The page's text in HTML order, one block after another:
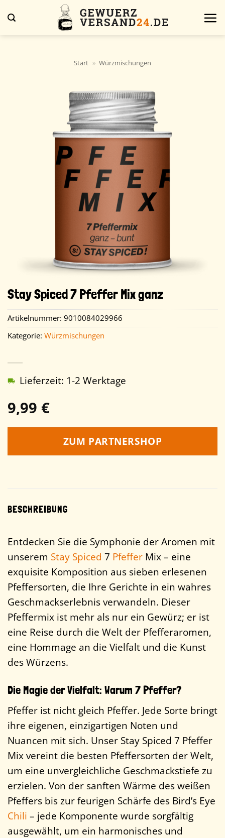
Inhalt
Start » Würzmischungen
Stay Spiced 7 Pfeffer Mix ganz
9,99 €
Lieferzeit: 1-2 Werktage
ZUM PARTNERSHOP
Artikelnummer: 9010084029966
Kategorie: Würzmischungen
BESCHREIBUNG
Entdecken Sie die Symphonie der Aromen mit
unserem Stay Spiced 7 Pfeffer Mix – eine
exquisite Komposition aus sieben erlesenen
Pfeffersorten, die Ihre Gerichte in ein wahres
Geschmackserlebnis verwandeln. Dieser
Pfeffermix ist mehr als nur ein Gewürz; er ist
eine Reise durch die Welt der Pfefferaromen,
eine Hommage an die Vielfalt und die Kunst
des Würzens.
Die Magie der Vielfalt: Warum 7 Pfeffer?
Pfeffer ist nicht gleich Pfeffer. Jede Sorte bringt
ihre eigenen, einzigartigen Noten und
Nuancen mit sich. Unser Stay Spiced 7 Pfeffer
Mix vereint die besten Pfeffersorten der Welt,
um eine unvergleichliche Geschmackstiefe zu
erzielen. Von der sanften Wärme des weißen
Pfeffers bis zur feurigen Schärfe des Bird’s Eye
Chili – jede Komponente wurde sorgfältig
ausgewählt, um ein harmonisches und